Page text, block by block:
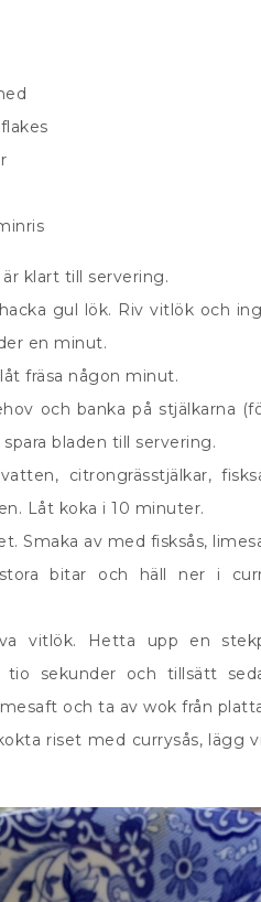
klart till servering.
gul lök. Riv vitlök och
en minut.
fräsa någon minut.
och banka på stjälkarna
bladen till servering.
citrongrässtjälkar,
Låt koka i 10 minuter.
Smaka av med fisksås,
bitar och häll ner i
vitlök. Hetta upp en
tio sekunder och tillsätt
och ta av wok från
riset med currysås, lägg